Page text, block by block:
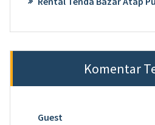
Komentar
Guest